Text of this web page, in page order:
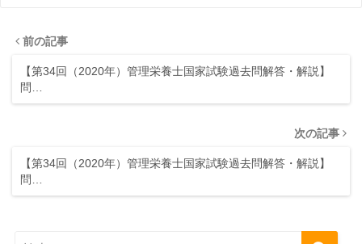
前の記事
【第34回（2020年）管理栄養士国家試験過去問解答・解説】
問…
次の記事
【第34回（2020年）管理栄養士国家試験過去問解答・解説】
問…